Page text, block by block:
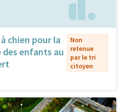
chien pour la
enfants au
Non
retenue
par le tri
citoyen